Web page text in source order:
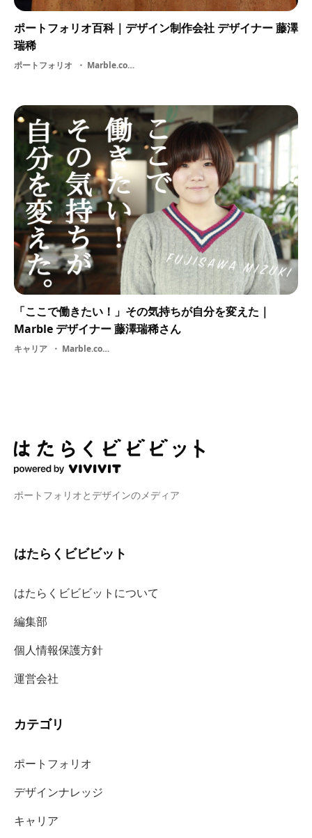
ポートフォリオ百科｜デザイン制作会社 デザイナー 藤澤
瑞稀
ポートフォリオ Marble.co・ グラフィックデザイン
「ここで働きたい！」その気持ちが自分を変えた｜
Marble デザイナー 藤澤瑞稀さん
キャリア Marble.co・ カフェ・ グラフィックデザイン・ 飲食店
ポートフォリオとデザインのメディア
はたらくビビビット
はたらくビビビットについて
編集部
個人情報保護方針
運営会社
カテゴリ
ポートフォリオ
デザインナレッジ
キャリア